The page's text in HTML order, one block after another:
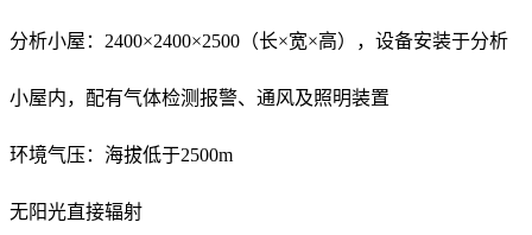
分析小屋：2400×2400×2500（长×宽×高），设备安装于分析
小屋内，配有气体检测报警、通风及照明装置
环境气压：海拔低于2500m
无阳光直接辐射